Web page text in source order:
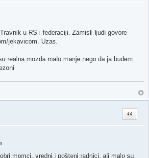
u RS i federaciji. Zamisli ljudi govore
jekavicom. Uzas.
realna mozda malo manje nego da ja budem
Quote
momci, vredni i pošteni radnici, ali malo su